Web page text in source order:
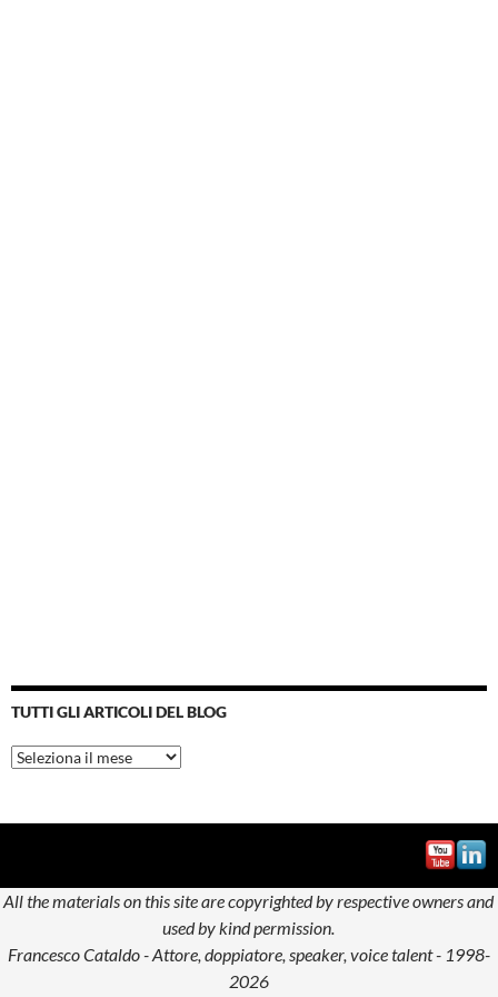
TUTTI GLI ARTICOLI DEL BLOG
Tutti
gli
All the materials on this site are copyrighted by respective owners and
used by kind permission.
Francesco Cataldo - Attore, doppiatore, speaker, voice talent - 1998-
2026